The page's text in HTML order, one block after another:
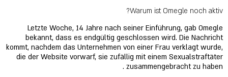
Warum ist Omegle noch aktiv?
Letzte Woche, 14 Jahre nach seiner Einführung, gab Omegle
bekannt, dass es endgültig geschlossen wird. Die Nachricht
kommt, nachdem das Unternehmen von einer Frau verklagt wurde,
die der Website vorwarf, sie zufällig mit einem Sexualstraftäter
zusammengebracht zu haben .